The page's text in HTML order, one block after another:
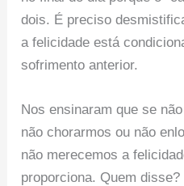
dois. É preciso
a felicidade está
sofrimento anterior.
Nos ensinaram que se
não chorarmos ou não
não merecemos a
proporciona. Quem